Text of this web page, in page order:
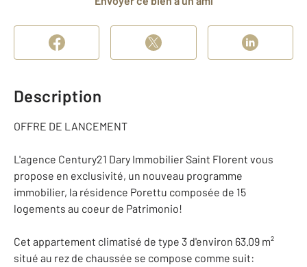
Description
OFFRE DE LANCEMENT
L'agence Century21 Dary Immobilier Saint Florent vous
propose en exclusivité, un nouveau programme
immobilier, la résidence Porettu composée de 15
logements au coeur de Patrimonio!
Cet appartement climatisé de type 3 d'environ 63.09 m²
situé au rez de chaussée se compose comme suit: